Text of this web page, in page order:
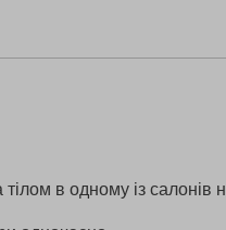
в одному із салонів